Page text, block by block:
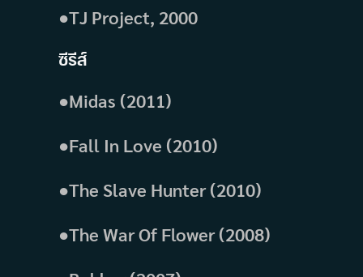
●TJ Project, 2000
ซีรีส์
●Midas (2011)
●Fall In Love (2010)
●The Slave Hunter (2010)
●The War Of Flower (2008)